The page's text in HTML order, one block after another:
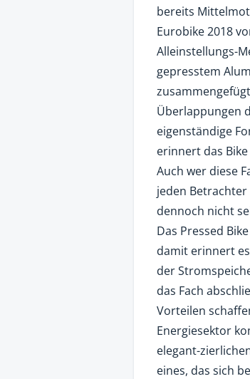
bereits
Eurobike 2018
Alleinstellungs-
gepresstem
Überlappungen
eigenständige
erinnert das
Auch wer diese
jeden Betrachter
dennoch nicht
Das Pressed
damit erinnert
der
das Fach
Vorteilen
Energiesektor
elegant-
eines, das sich